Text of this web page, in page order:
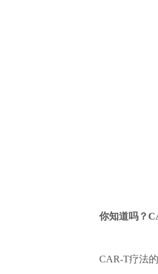
你知道吗？
CAR-T疗法的